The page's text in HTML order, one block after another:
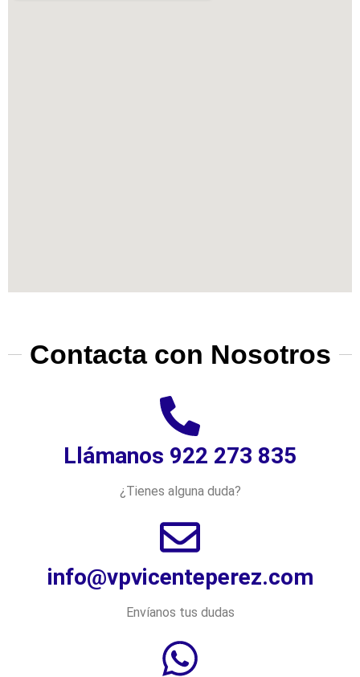
Contacta con Nosotros
Llámanos 922 273 835
¿Tienes alguna duda?
info@vpvicenteperez.com
Envíanos tus dudas